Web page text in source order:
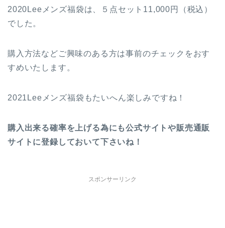
2020Leeメンズ福袋は、５点セット11,000円（税込）
でした。
購入方法などご興味のある方は事前のチェックをおす
すめいたします。
2021Leeメンズ福袋もたいへん楽しみですね！
購入出来る確率を上げる為にも公式サイトや販売通販
サイトに登録しておいて下さいね！
スポンサーリンク